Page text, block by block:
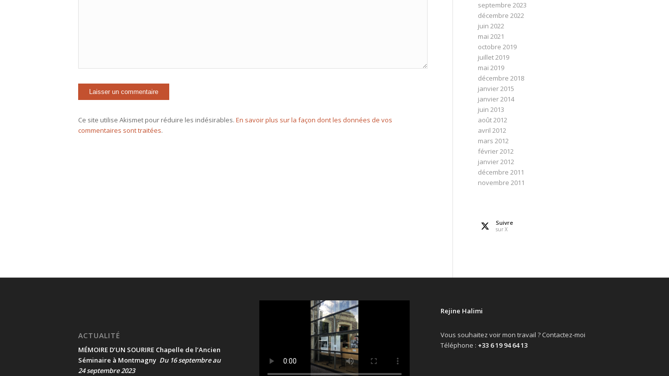
Ce site utilise Akismet pour réduire les indésirables. En savoir plus sur la façon dont les données de vos
commentaires sont traitées.
septembre 2023
décembre 2022
juin 2022
mai 2021
octobre 2019
juillet 2019
mai 2019
décembre 2018
janvier 2015
janvier 2014
juin 2013
août 2012
avril 2012
mars 2012
février 2012
janvier 2012
décembre 2011
novembre 2011
Suivre
sur X
ACTUALITÉ
MÉMOIRE D’UN SOURIRE Chapelle de l’Ancien
Séminaire à Montmagny Du 16 septembre au
24 septembre 2023
Rejine Halimi
Vous souhaitez voir mon travail ? Contactez-moi
Téléphone : +33 6 19 94 64 13